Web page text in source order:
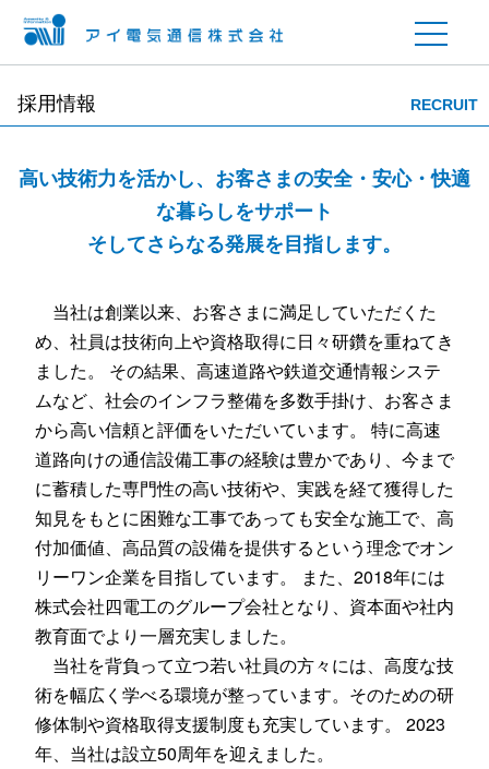
採用情報 RECRUIT
高い技術力を活かし、お客さまの安全・安心・快適
な暮らしをサポート
そしてさらなる発展を目指します。
当社は創業以来、お客さまに満足していただくた
め、社員は技術向上や資格取得に日々研鑽を重ねてき
ました。 その結果、高速道路や鉄道交通情報システ
ムなど、社会のインフラ整備を多数手掛け、お客さま
から高い信頼と評価をいただいています。 特に高速
道路向けの通信設備工事の経験は豊かであり、今まで
に蓄積した専門性の高い技術や、実践を経て獲得した
知見をもとに困難な工事であっても安全な施工で、高
付加価値、高品質の設備を提供するという理念でオン
リーワン企業を目指しています。 また、2018年には
株式会社四電工のグループ会社となり、資本面や社内
教育面でより一層充実しました。
当社を背負って立つ若い社員の方々には、高度な技
術を幅広く学べる環境が整っています。そのための研
修体制や資格取得支援制度も充実しています。 2023
年、当社は設立50周年を迎えました。